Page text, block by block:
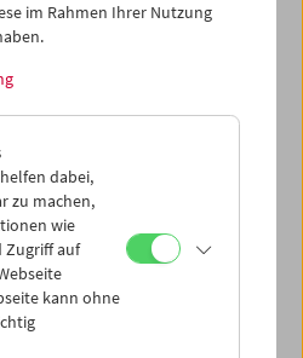
5,50
Mein Filmmuseum
Zehnerblock nutzen.
und weitere Freikarten
werden. Die Ausgabe erfolgt
Tickets und
im Rahmen Ihrer Nutzung
dabei,
zu machen,
wie
Zugriff auf
kann ohne